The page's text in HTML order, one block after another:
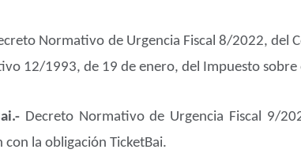
Normativo de Urgencia Fiscal 8/2022, del
12/1993, de 19 de enero, del Impuesto sobre
Decreto Normativo de Urgencia Fiscal 9/
con la obligación TicketBai.